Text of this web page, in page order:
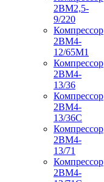
2ВМ2,5-
9/220
Компрессор
2ВМ4-
12/65М1
Компрессор
2ВМ4-
13/36
Компрессор
2ВМ4-
13/36С
Компрессор
2ВМ4-
13/71
Компрессор
2ВМ4-